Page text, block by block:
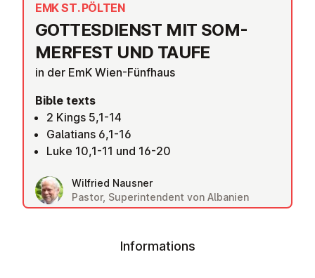
GOTTES­DI­ENST MIT SOM­
MER­FEST UND TAUFE
EMK ST. PÖLTEN
in der EmK Wien-Fünfhaus
Bible texts
2 Kings 5,1-14
Galatians 6,1-16
Luke 10,1-11 und 16-20
Wilfried Nausner
Pastor, Superintendent von Albanien
Informations